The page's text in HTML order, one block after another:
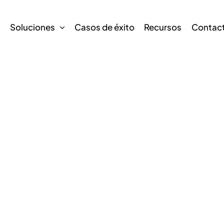
Soluciones Casos de éxito Recursos